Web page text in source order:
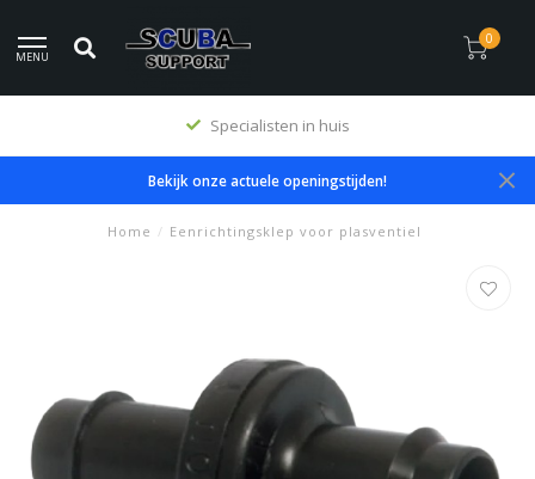
MENU
0
Specialisten in huis
Bekijk onze actuele openingstijden!
Home / Eenrichtingsklep voor plasventiel